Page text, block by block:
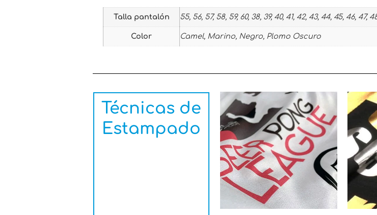
Talla pantalón 55, 56, 57, 58, 59, 60, 38, 39, 40, 41, 42, 43, 44, 45, 46, 47,
Color Camel, Marino, Negro, Plomo Oscuro
Técnicas de
Estampado